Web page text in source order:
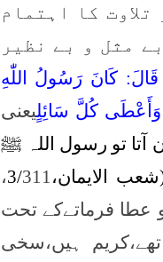
کا اہتمام
مثل و بے نظیر
كَانَ رَسُولُ اللّٰهِ
كُلَّ سَائِلٍیعنی
تو رسول اللہ ﷺ
الایمان،3/ 311،
عطا فرماتےکے تحت
ہیں،سخی